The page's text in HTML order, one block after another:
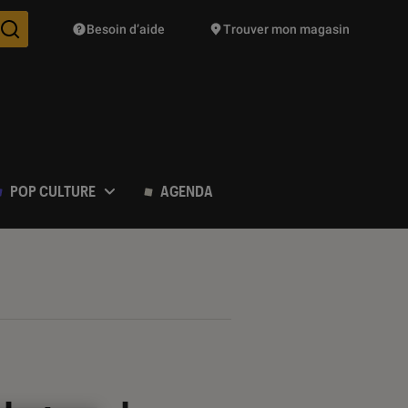
Des suggestions de produits vont vous être proposées
Besoin d’aide Trouver mon magasin
POP CULTURE AGENDA